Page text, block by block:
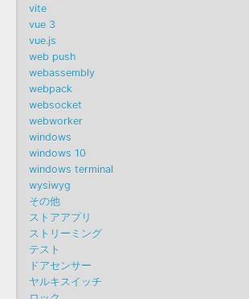
vite
vue 3
vue.js
web push
webassembly
webpack
websocket
webworker
windows
windows 10
windows terminal
wysiwyg
その他
ストアアプリ
ストリーミング
テスト
ドアセンサー
ヤルキスイッチ